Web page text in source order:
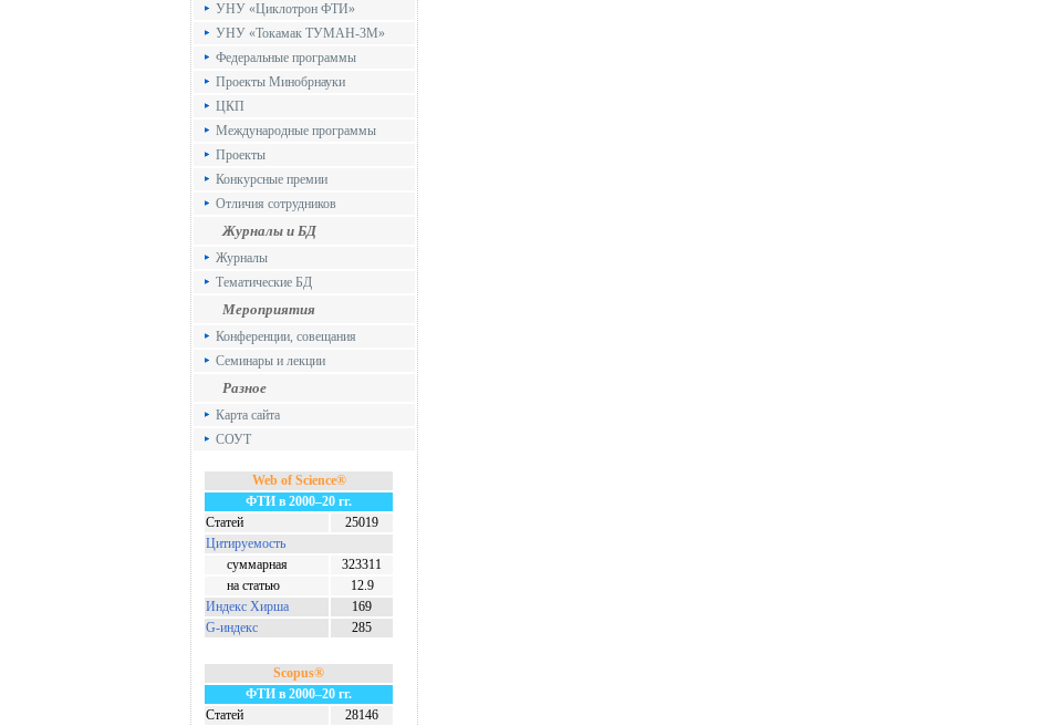
УНУ «Циклотрон ФТИ»
УНУ «Токамак ТУМАН-3М»
Федеральные программы
Проекты Минобрнауки
ЦКП
Международные программы
Проекты
Конкурсные премии
Отличия сотрудников
Журналы и БД
Журналы
Тематические БД
Мероприятия
Конференции, совещания
Семинары и лекции
Разное
Карта сайта
СОУТ
Web of Science®
ФТИ в 2000–20 гг.
Статей
25019
Цитируемость
суммарная
323311
на статью
12.9
Индекс Хирша
169
G-индекс
285
Scopus®
ФТИ в 2000–20 гг.
Статей
28146